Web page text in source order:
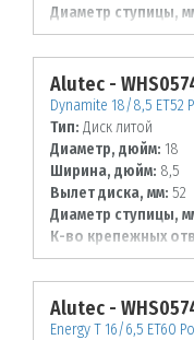
Диаметр ступицы,
К-во крепежных
Диаметр располож.
108
Alutec -
Dynamite 18/8,5 ET52
Тип: Диск литой
Диаметр, дюйм: 18
Ширина, дюйм: 8,5
Вылет диска, мм: 52
Диаметр ступицы,
К-во крепежных
Диаметр располож.
150
Alutec -
Energy T 16/6,5 ET60